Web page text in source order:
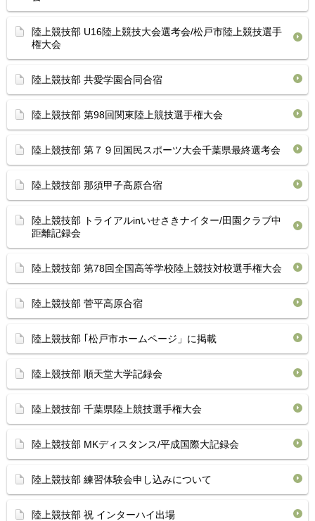
陸上競技部 U16陸上競技大会選考会/松戸市陸上競技選手
権大会
陸上競技部 共愛学園合同合宿
陸上競技部 第98回関東陸上競技選手権大会
陸上競技部 第７９回国民スポーツ大会千葉県最終選考会
陸上競技部 那須甲子高原合宿
陸上競技部 トライアルinいせさきナイター/田園クラブ中
距離記録会
陸上競技部 第78回全国高等学校陸上競技対校選手権大会
陸上競技部 菅平高原合宿
陸上競技部 ｢松戸市ホームページ」に掲載
陸上競技部 順天堂大学記録会
陸上競技部 千葉県陸上競技選手権大会
陸上競技部 MKディスタンス/平成国際大記録会
陸上競技部 練習体験会申し込みについて
陸上競技部 祝 インターハイ出場